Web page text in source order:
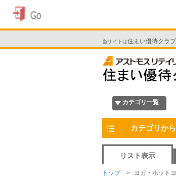
当サイトは住まい優待クラ
カテゴリ一覧
カテゴリか
リスト表示
トップ ヨガ・ホット